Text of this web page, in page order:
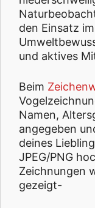
den Einsatz
und aktives
Beim
Namen,
angegeben
deines
JPEG/PNG
Zeichnungen
gezeigt-